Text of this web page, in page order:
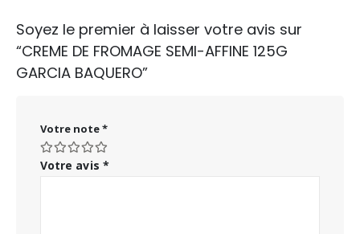
Soyez le premier à laisser votre avis sur
“CREME DE FROMAGE SEMI-AFFINE 125G
GARCIA BAQUERO”
Votre note*
Votre avis *